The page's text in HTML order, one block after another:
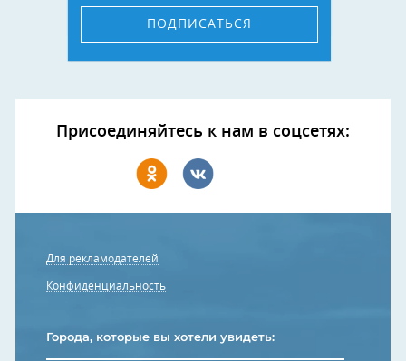
ПОДПИСАТЬСЯ
Присоединяйтесь к нам в соцсетях:
Для рекламодателей
Конфиденциальность
Города, которые вы хотели увидеть: